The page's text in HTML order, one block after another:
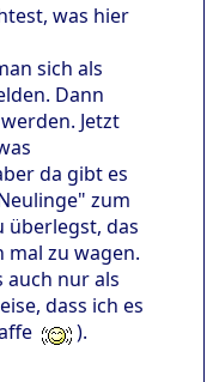
was hier
sich als
Dann
Jetzt
da gibt es
zum
überlegst, das
mal zu wagen.
auch nur als
dass ich es
).